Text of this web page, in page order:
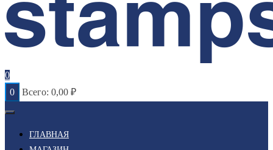
0
0
Всего: 0,00 ₽
ГЛАВНАЯ